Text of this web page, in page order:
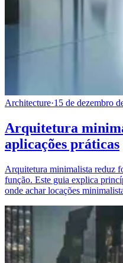
Architecture·15 de dezembro
Arquitetura
aplicações práticas
Arquitetura minimalista reduz
função. Este guia explica
onde achar locações